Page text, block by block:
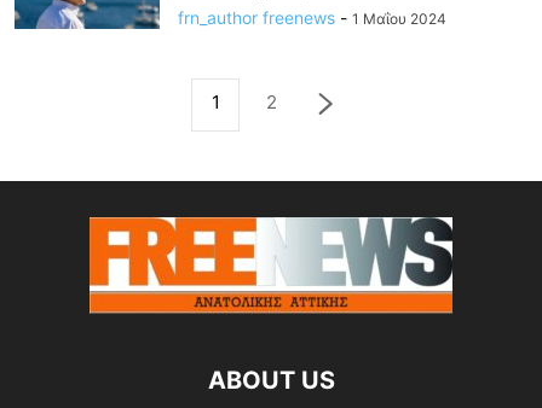
frn_author freenews - 1 Μαΐου 2024
1 2
ABOUT US